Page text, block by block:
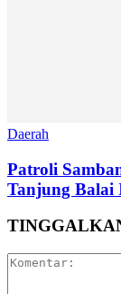
Daerah
Patroli
Tanjung Balai